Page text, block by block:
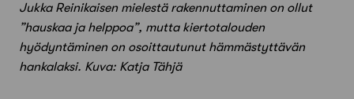
Jukka Reinikaisen mielestä rakennuttaminen on ollut
”hauskaa ja helppoa”, mutta kiertotalouden
hyödyntäminen on osoittautunut hämmästyttävän
hankalaksi. Kuva: Katja Tähjä